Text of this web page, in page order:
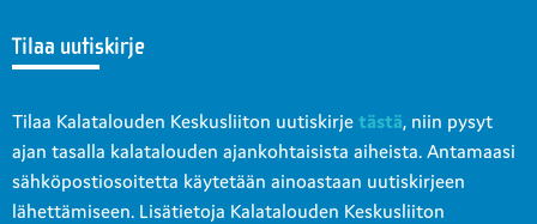
Tilaa uutiskirje
Tilaa Kalatalouden Keskusliiton uutiskirje tästä, niin pysyt
ajan tasalla kalatalouden ajankohtaisista aiheista. Antamaasi
sähköpostiosoitetta käytetään ainoastaan uutiskirjeen
lähettämiseen. Lisätietoja Kalatalouden Keskusliiton